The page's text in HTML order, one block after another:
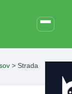
> Strada